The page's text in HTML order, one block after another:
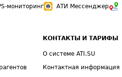
мониторинг АТИ Мессенджер
КОНТАКТЫ И ТАРИФЫ
О системе ATI.SU
Контактная информация